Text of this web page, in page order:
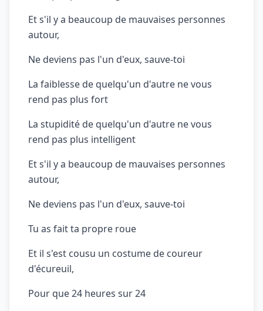
Et s'il y a beaucoup de mauvaises personnes
autour,
Ne deviens pas l'un d'eux, sauve-toi
La faiblesse de quelqu'un d'autre ne vous
rend pas plus fort
La stupidité de quelqu'un d'autre ne vous
rend pas plus intelligent
Et s'il y a beaucoup de mauvaises personnes
autour,
Ne deviens pas l'un d'eux, sauve-toi
Tu as fait ta propre roue
Et il s'est cousu un costume de coureur
d'écureuil,
Pour que 24 heures sur 24